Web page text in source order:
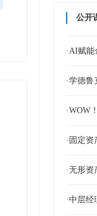
公开
·AI赋
·学德
·WOW
·固定资
·无形
·中层经